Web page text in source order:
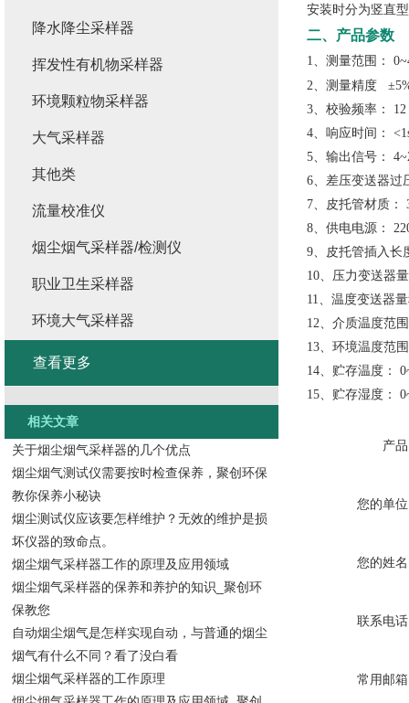
安装时分为竖直
二、产品参数
1、测量范围：
2、测量精度
3、校验频率：
4、响应时间：
5、输出信号：
6、差压变送器过
7、皮托管材质：
8、供电电源：
9、皮托管插入长
10、压力变送器
11、温度变送器
12、介质温度范
13、环境温度范
14、贮存温度：
15、贮存湿度：
产
您的单
您的姓
联系电
常用邮
降水降尘采样器
挥发性有机物采样器
环境颗粒物采样器
大气采样器
其他类
流量校准仪
烟尘烟气采样器/检测仪
职业卫生采样器
环境大气采样器
查看更多
相关文章
关于烟尘烟气采样器的几个优点
烟尘烟气测试仪需要按时检查保养，聚创环保
教你保养小秘诀
烟尘测试仪应该要怎样维护？无效的维护是损
坏仪器的致命点。
烟尘烟气采样器工作的原理及应用领域
烟尘烟气采样器的保养和养护的知识_聚创环
保教您
自动烟尘烟气是怎样实现自动，与普通的烟尘
烟气有什么不同？看了没白看
烟尘烟气采样器的工作原理